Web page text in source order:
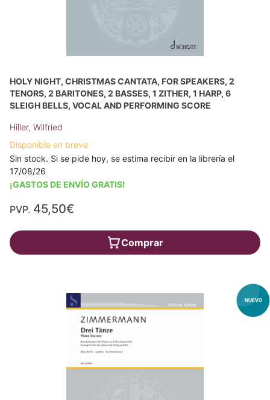
HOLY NIGHT, CHRISTMAS CANTATA, FOR SPEAKERS, 2
TENORS, 2 BARITONES, 2 BASSES, 1 ZITHER, 1 HARP, 6
SLEIGH BELLS, VOCAL AND PERFORMING SCORE
Hiller, Wilfried
Disponible en breve
Sin stock. Si se pide hoy, se estima recibir en la librería el
17/08/26
¡GASTOS DE ENVÍO GRATIS!
PVP. 45,50€
Comprar